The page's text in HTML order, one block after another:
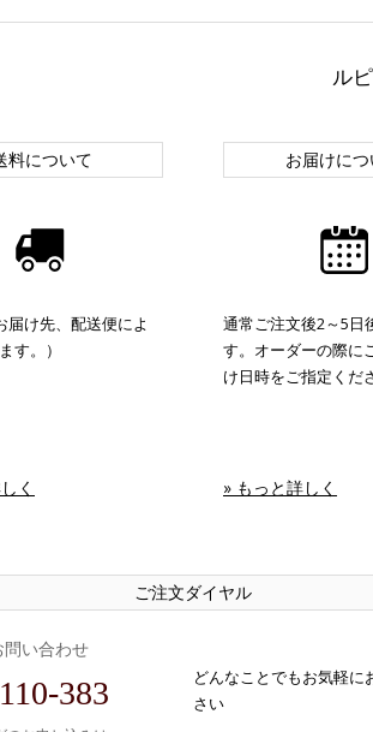
ル
料について
届け先、配送便によ
す。）
く
お届けに
通常ご注文後2～5日
す。オーダーの際に
け日時をご指定くだ
» もっと詳しく
ご注文ダイヤル
問い合わせ
383
どんなことでもお気軽に
さい